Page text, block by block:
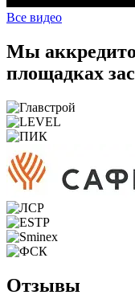
Все видео
Мы
площадках
Отзывы